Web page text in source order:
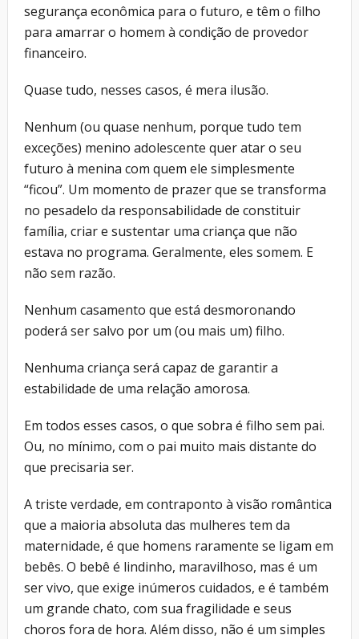
segurança econômica para o futuro, e têm o filho
para amarrar o homem à condição de provedor
financeiro.
Quase tudo, nesses casos, é mera ilusão.
Nenhum (ou quase nenhum, porque tudo tem
exceções) menino adolescente quer atar o seu
futuro à menina com quem ele simplesmente
“ficou”. Um momento de prazer que se transforma
no pesadelo da responsabilidade de constituir
família, criar e sustentar uma criança que não
estava no programa. Geralmente, eles somem. E
não sem razão.
Nenhum casamento que está desmoronando
poderá ser salvo por um (ou mais um) filho.
Nenhuma criança será capaz de garantir a
estabilidade de uma relação amorosa.
Em todos esses casos, o que sobra é filho sem pai.
Ou, no mínimo, com o pai muito mais distante do
que precisaria ser.
A triste verdade, em contraponto à visão romântica
que a maioria absoluta das mulheres tem da
maternidade, é que homens raramente se ligam em
bebês. O bebê é lindinho, maravilhoso, mas é um
ser vivo, que exige inúmeros cuidados, e é também
um grande chato, com sua fragilidade e seus
choros fora de hora. Além disso, não é um simples